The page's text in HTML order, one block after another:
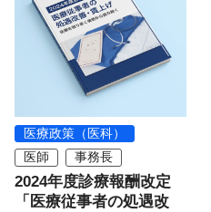
医療政策（医科）
医師
事務長
2024年度診療報酬改定
「医療従事者の処遇改